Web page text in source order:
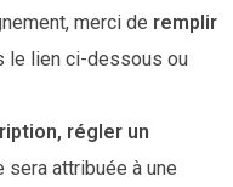
merci de remplir
le lien ci-dessous ou
régler un
sera attribuée à une